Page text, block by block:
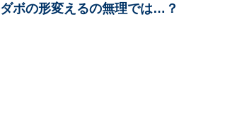
ボの形変えるの無理では…？